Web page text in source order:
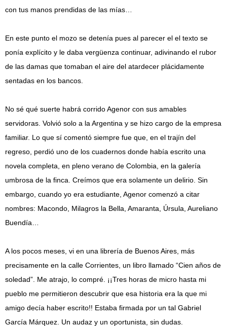
con tus manos prendidas de las mías…
En este punto el mozo se detenía pues al parecer el el texto se
ponía explícito y le daba vergüenza continuar, adivinando el rubor
de las damas que tomaban el aire del atardecer plácidamente
sentadas en los bancos.
No sé qué suerte habrá corrido Agenor con sus amables
servidoras. Volvió solo a la Argentina y se hizo cargo de la empresa
familiar. Lo que sí comentó siempre fue que, en el trajín del
regreso, perdió uno de los cuadernos donde había escrito una
novela completa, en pleno verano de Colombia, en la galería
umbrosa de la finca. Creímos que era solamente un delirio. Sin
embargo, cuando yo era estudiante, Agenor comenzó a citar
nombres: Macondo, Milagros la Bella, Amaranta, Úrsula, Aureliano
Buendía…
A los pocos meses, vi en una librería de Buenos Aires, más
precisamente en la calle Corrientes, un libro llamado “Cien años de
soledad”. Me atrajo, lo compré. ¡¡Tres horas de micro hasta mi
pueblo me permitieron descubrir que esa historia era la que mi
amigo decía haber escrito!! Estaba firmada por un tal Gabriel
García Márquez. Un audaz y un oportunista, sin dudas.